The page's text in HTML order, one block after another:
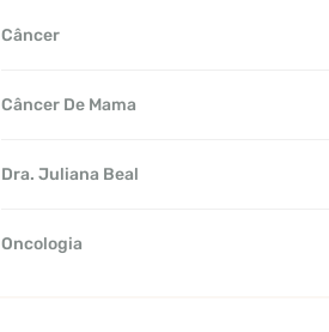
Câncer
Câncer De Mama
Dra. Juliana Beal
Oncologia